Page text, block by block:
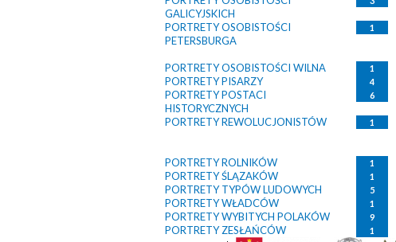
GALICYJSKICH
PORTRETY OSOBISTOŚCI
PETERSBURGA
1
PORTRETY OSOBISTOŚCI WILNA 1
PORTRETY PISARZY 4
PORTRETY POSTACI
HISTORYCZNYCH
6
PORTRETY REWOLUCJONISTÓW 1
PORTRETY ROLNIKÓW 1
PORTRETY ŚLĄZAKÓW 1
PORTRETY TYPÓW LUDOWYCH 5
PORTRETY WŁADCÓW 1
PORTRETY WYBITYCH POLAKÓW 9
PORTRETY ZESŁAŃCÓW 1